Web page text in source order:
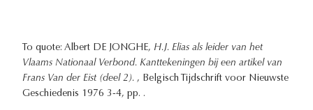
To quote: Albert DE JONGHE, H.J. Elias als leider van het
Vlaams Nationaal Verbond. Kanttekeningen bij een artikel van
Frans Van der Eist (deel 2). , Belgisch Tijdschrift voor Nieuwste
Geschiedenis 1976 3-4, pp. .